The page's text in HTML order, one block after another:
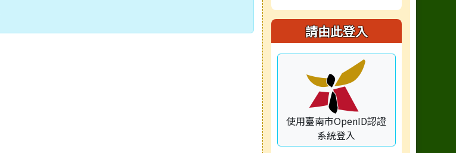
請由此登入
使用臺南市OpenID認證
系統登入